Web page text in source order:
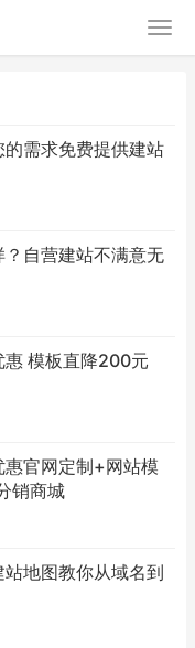
需求免费提供建站
自营建站不满意无
惠 模板直降200元
官网定制+网站模
销商城
地图教你从域名到